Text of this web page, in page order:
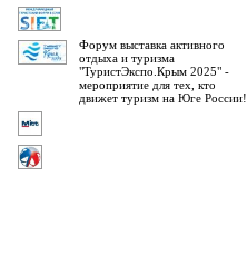
Форум выставка активного
отдыха и туризма
"ТуристЭкспо.Крым 2025" -
мероприятие для тех, кто
движет туризм на Юге России!